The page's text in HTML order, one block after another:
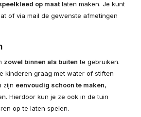
op maat laten maken. Je kunt
of via mail de gewenste afmetingen
zowel binnen als buiten te gebruiken.
kinderen graag met water of stiften
zijn eenvoudig schoon te maken,
Hierdoor kun je ze ook in de tuin
op te laten spelen.